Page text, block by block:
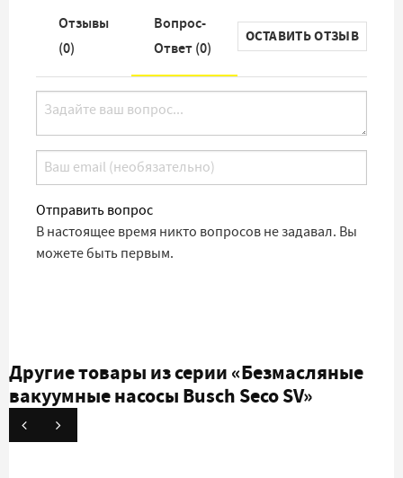
Отзывы
(0)
Вопрос-
Ответ (0)
ОСТАВИТЬ ОТЗЫВ
Отправить вопрос
В настоящее время никто вопросов не задавал. Вы
можете быть первым.
Другие товары из серии«Безмасляные
вакуумные насосы Busch Seco SV»